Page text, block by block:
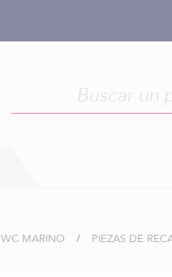
WC MARINO PIEZAS DE